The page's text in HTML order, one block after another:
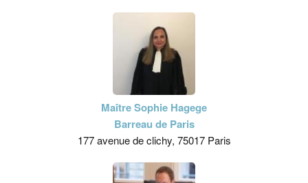
Maître Sophie Hagege
Barreau de Paris
177 avenue de clichy, 75017 Paris